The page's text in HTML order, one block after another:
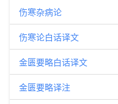
伤寒杂病论
伤寒论白话译文
金匮要略白话译文
金匮要略译注